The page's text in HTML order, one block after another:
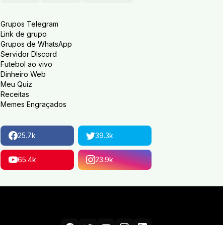
Grupos Telegram
Link de grupo
Grupos de WhatsApp
Servidor DIscord
Futebol ao vivo
Dinheiro Web
Meu Quiz
Receitas
Memes Engraçados
25.7k 39.3k
65.4k 23.9k